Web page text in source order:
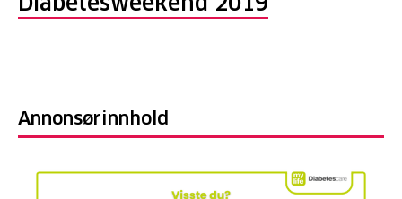
Annonsørinnhold